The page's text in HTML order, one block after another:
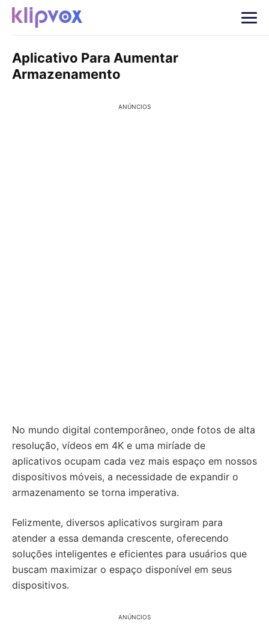
Aplicativo Para Aumentar
Armazenamento
ANÚNCIOS
No mundo digital contemporâneo, onde fotos de alta
resolução, vídeos em 4K e uma miríade de
aplicativos ocupam cada vez mais espaço em nossos
dispositivos móveis, a necessidade de expandir o
armazenamento se torna imperativa.
Felizmente, diversos aplicativos surgiram para
atender a essa demanda crescente, oferecendo
soluções inteligentes e eficientes para usuários que
buscam maximizar o espaço disponível em seus
dispositivos.
ANÚNCIOS